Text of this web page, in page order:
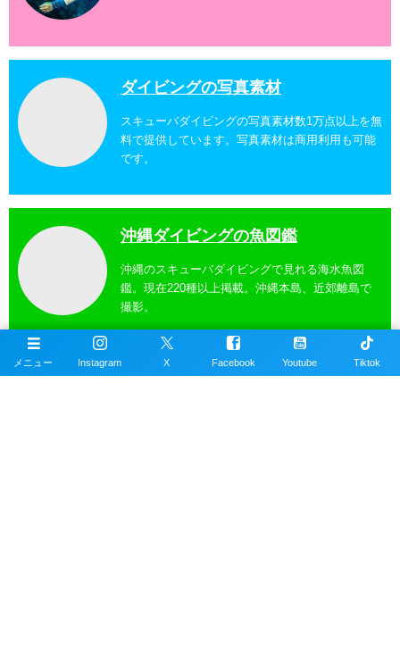
ダイビングの写真素材
スキューバダイビングの写真素材数1万点以上を無
料で提供しています。写真素材は商用利用も可能
です。
沖縄ダイビングの魚図鑑
沖縄のスキューバダイビングで見れる海水魚図
鑑。現在220種以上掲載。沖縄本島、近郊離島で
撮影。
メニュー Instagram X Facebook Youtube Tiktok